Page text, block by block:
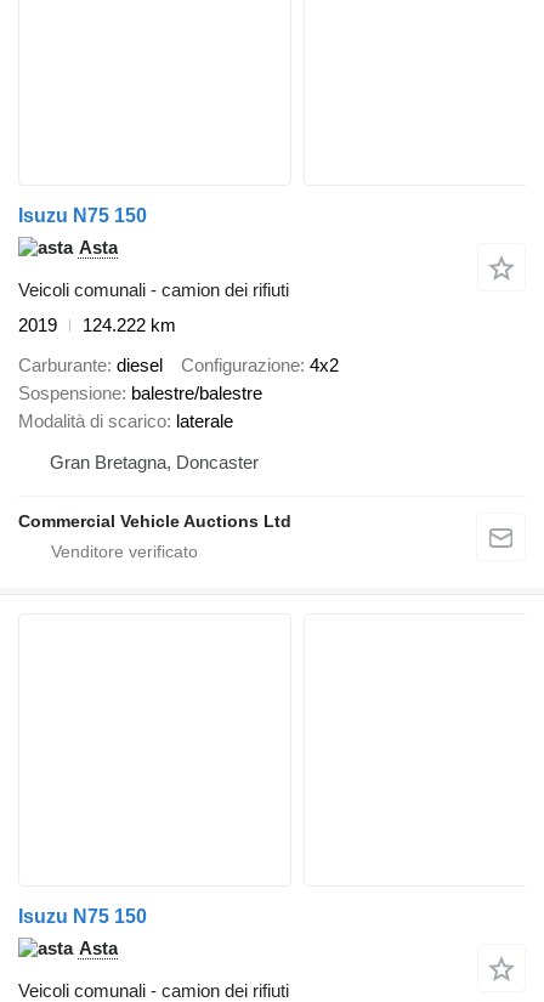
Isuzu N75 150
Asta
Veicoli comunali - camion dei rifiuti
2019
124.222 km
Carburante diesel Configurazione 4x2
Sospensione balestre/balestre
Modalità di scarico laterale
Gran Bretagna, Doncaster
Commercial Vehicle Auctions Ltd
Isuzu N75 150
Asta
Veicoli comunali - camion dei rifiuti